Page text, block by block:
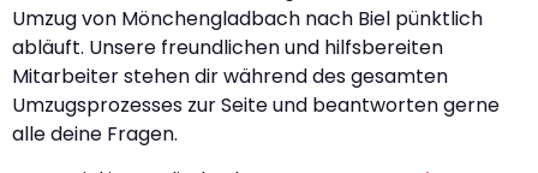
Umzug von Mönchengladbach nach Biel pünktlich
abläuft. Unsere freundlichen und hilfsbereiten
Mitarbeiter stehen dir während des gesamten
Umzugsprozesses zur Seite und beantworten gerne
alle deine Fragen.